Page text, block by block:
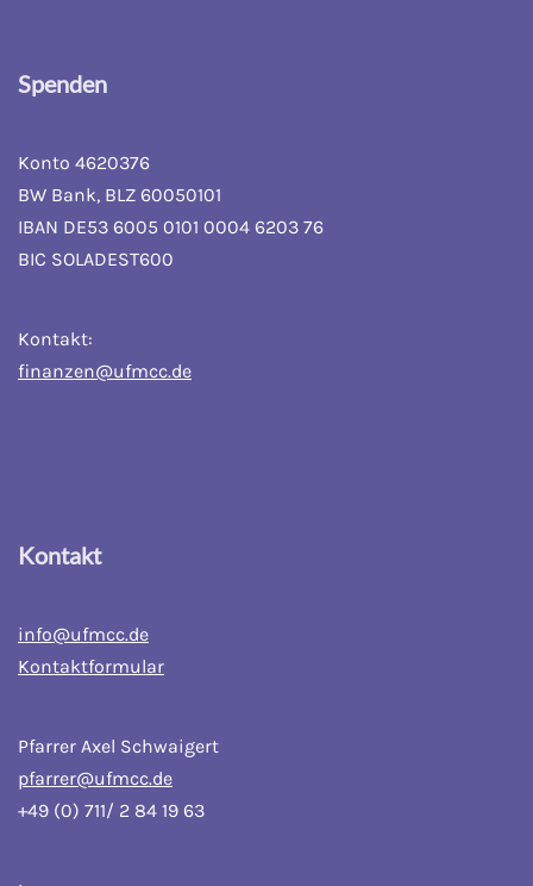
Spenden
Konto 4620376
BW Bank, BLZ 60050101
IBAN DE53 6005 0101 0004 6203 76
BIC SOLADEST600
Kontakt:
finanzen@ufmcc.de
Kontakt
info@ufmcc.de
Kontaktformular
Pfarrer Axel Schwaigert
pfarrer@ufmcc.de
+49 (0) 711/ 2 84 19 63